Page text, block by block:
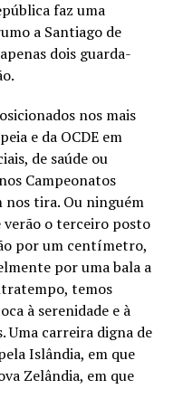
faz uma
a Santiago de
dois guarda-
nos mais
e da OCDE em
de saúde ou
Campeonatos
nos tira. Ou ninguém
verão o terceiro posto
por um centímetro,
por uma bala a
temos
à serenidade e à
Uma carreira digna de
Islândia, em que
Zelândia, em que